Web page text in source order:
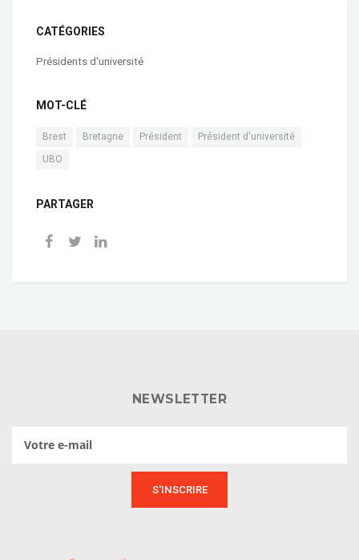
CATÉGORIES
Présidents d'université
MOT-CLÉ
Brest Bretagne Président
Président d'université
UBO
PARTAGER
NEWSLETTER